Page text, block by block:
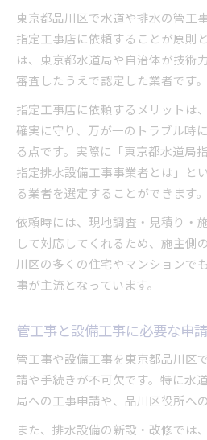
東京都品川区で水道や排水の管工
指定工事店に依頼することが原則
は、東京都水道局や自治体が技術
審査したうえで認定した業者です。
指定工事店に依頼するメリットは
確実に守り、万が一のトラブル時
る点です。実際に「東京都水道局
指定排水設備工事事業者とは」と
る業者を選定することができます。
依頼時には、現地調査・見積り・
して対応してくれるため、施主側
川区の多くの住宅やマンションで
事が主流となっています。
管工事と設備工事に必要な申
管工事や設備工事を東京都品川区
請や手続きが不可欠です。特に水
局への工事申請や、品川区役所へ
また、排水設備の新設・改修では